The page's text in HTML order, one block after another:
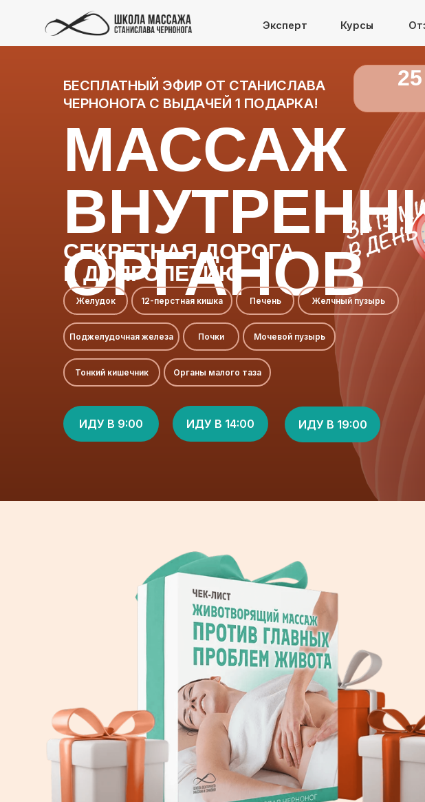
Эксперт Курсы Отзывы
Эксперт Курсы Отзывы
МАССАЖ
ОРГАНОВ
Желудок 12-перстная кишка Желчный пузырь
Печень
ИДУ В 9:00 ИДУ В 14:00 ИДУ В 19:00
СЕКРЕТНАЯ ДОРОГА
К ДОЛГОЛЕТИЮ
БЕСПЛАТНЫЙ ЭФИР ОТ СТАНИСЛАВА
ЧЕРНОНОГА С ВЫДАЧЕЙ 1 ПОДАРКА!
Поджелудочная железа Почки Мочевой пузырь
Тонкий кишечник Органы малого таза